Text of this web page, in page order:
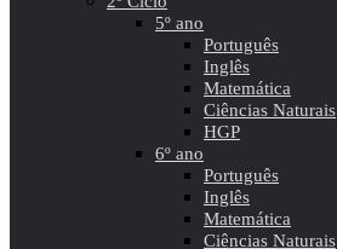
5º ano
Português
Inglês
Matemática
Ciências Naturais
HGP
6º ano
Português
Inglês
Matemática
Ciências Naturais